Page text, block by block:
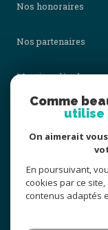
Nos honoraires
Nos partenaires
Mentions légales
Cookies
Comme
utilise
On aimerait
En poursuivant,
cookies par ce
contenus adaptés